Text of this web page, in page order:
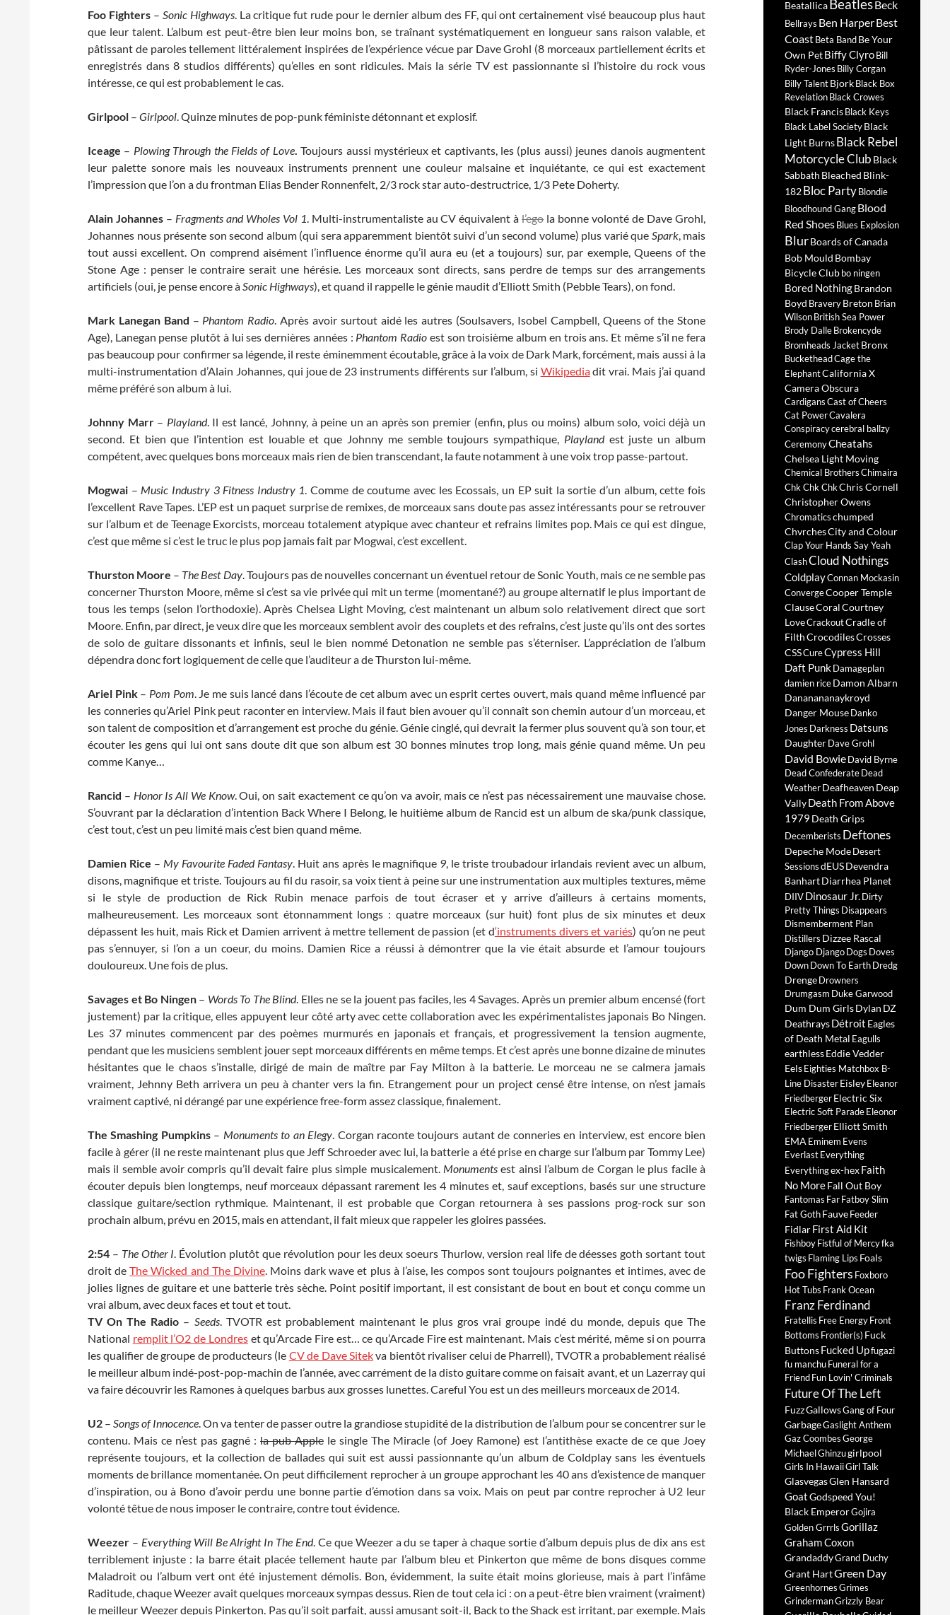
Foo Fighters– Sonic Highways. La critique fut rude pour le dernier album des FF, qui ont certainement visé beaucoup plus haut
que leur talent. L’album est peut-être bien leur moins bon, se traînant systématiquement en longueur sans raison valable, et
pâtissant de paroles tellement littéralement inspirées de l’expérience vécue par Dave Grohl (8 morceaux partiellement écrits et
enregistrés dans 8 studios différents) qu’elles en sont ridicules. Mais la série TV est passionnante si l’histoire du rock vous
intéresse, ce qui est probablement le cas.
Girlpool – Girlpool. Quinze minutes de pop-punk féministe détonnant et explosif.
Iceage – Plowing Through the Fields of Love. Toujours aussi mystérieux et captivants, les (plus aussi) jeunes danois augmentent
leur palette sonore mais les nouveaux instruments prennent une couleur malsaine et inquiétante, ce qui est exactement
l’impression que l’on a du frontman Elias Bender Ronnenfelt, 2/3 rock star auto-destructrice, 1/3 Pete Doherty.
Alain Johannes– Fragments and Wholes Vol 1. Multi-instrumentaliste au CV équivalent àl’egola bonne volonté de Dave Grohl,
Johannes nous présente son second album (qui sera apparemment bientôt suivi d’un second volume) plus varié que Spark, mais
tout aussi excellent. On comprend aisément l’influence énorme qu’il aura eu (et a toujours) sur, par exemple, Queens of the
Stone Age : penser le contraire serait une hérésie. Les morceaux sont directs, sans perdre de temps sur des arrangements
artificiels (oui, je pense encore àSonic Highways), et quand il rappelle le génie maudit d’Elliott Smith (Pebble Tears), on fond.
Mark Lanegan Band – Phantom Radio. Après avoir surtout aidé les autres (Soulsavers, Isobel Campbell, Queens of the Stone
Age), Lanegan pense plutôt à lui ses dernières années : Phantom Radio est son troisième album en trois ans. Et même s’il ne fera
pas beaucoup pour confirmer sa légende, il reste éminemment écoutable, grâce à la voix de Dark Mark, forcément, mais aussi à la
multi-instrumentation d’Alain Johannes, qui joue de 23 instruments différents sur l’album, si Wikipediadit vrai. Mais j’ai quand
même préféré son album à lui.
Johnny Marr– Playland. Il est lancé, Johnny, à peine un an après son premier (enfin, plus ou moins) album solo, voici déjà un
second. Et bien que l’intention est louable et que Johnny me semble toujours sympathique, Playlandest juste un album
compétent, avec quelques bons morceaux mais rien de bien transcendant, la faute notamment à une voix trop passe-partout.
Mogwai – Music Industry 3 Fitness Industry 1. Comme de coutume avec les Ecossais, un EP suit la sortie d’un album, cette fois
l’excellent Rave Tapes. L’EP est un paquet surprise de remixes, de morceaux sans doute pas assez intéressants pour se retrouver
sur l’album et de Teenage Exorcists, morceau totalement atypique avec chanteur et refrains limites pop. Mais ce qui est dingue,
c’est que même si c’est le truc le plus pop jamais fait par Mogwai, c’est excellent.
Thurston Moore – The Best Day. Toujours pas de nouvelles concernant un éventuel retour de Sonic Youth, mais ce ne semble pas
concerner Thurston Moore, même si c’est sa vie privée qui mit un terme (momentané?) au groupe alternatif le plus important de
tous les temps (selon l’orthodoxie). Après Chelsea Light Moving, c’est maintenant un album solo relativement direct que sort
Moore. Enfin, par direct, je veux dire que les morceaux semblent avoir des couplets et des refrains, c’est juste qu’ils ont des sortes
de solo de guitare dissonants et infinis, seul le bien nommé Detonation ne semble pas s’éterniser. L’appréciation de l’album
dépendra donc fort logiquement de celle que l’auditeur a de Thurston lui-même.
Ariel Pink – Pom Pom. Je me suis lancé dans l’écoute de cet album avec un esprit certes ouvert, mais quand même influencé par
les conneries qu’Ariel Pink peut raconter en interview. Mais il faut bien avouer qu’il connaît son chemin autour d’un morceau, et
son talent de composition et d’arrangement est proche du génie. Génie cinglé, qui devrait la fermer plus souvent qu’à son tour, et
écouter les gens qui lui ont sans doute dit que son album est 30 bonnes minutes trop long, mais génie quand même. Un peu
comme Kanye…
Rancid – Honor Is All We Know. Oui, on sait exactement ce qu’on va avoir, mais ce n’est pas nécessairement une mauvaise chose.
S’ouvrant par la déclaration d’intention Back Where I Belong, le huitième album de Rancid est un album de ska/punk classique,
c’est tout, c’est un peu limité mais c’est bien quand même.
Damien Rice – My Favourite Faded Fantasy. Huit ans après le magnifique 9, le triste troubadour irlandais revient avec un album,
disons, magnifique et triste. Toujours au fil du rasoir, sa voix tient à peine sur une instrumentation aux multiples textures, même
si le style de production de Rick Rubin menace parfois de tout écraser et y arrive d’ailleurs à certains moments,
malheureusement. Les morceaux sont étonnamment longs : quatre morceaux (sur huit) font plus de six minutes et deux
dépassent les huit, mais Rick et Damien arrivent à mettre tellement de passion (et d‘instruments divers et variés) qu’on ne peut
pas s’ennuyer, si l’on a un coeur, du moins. Damien Rice a réussi à démontrer que la vie était absurde et l’amour toujours
douloureux. Une fois de plus.
Savages et Bo Ningen– Words To The Blind. Elles ne se la jouent pas faciles, les 4 Savages. Après un premier album encensé (fort
justement) par la critique, elles appuyent leur côté arty avec cette collaboration avec les expérimentalistes japonais Bo Ningen.
Les 37 minutes commencent par des poèmes murmurés en japonais et français, et progressivement la tension augmente,
pendant que les musiciens semblent jouer sept morceaux différents en même temps. Et c’est après une bonne dizaine de minutes
hésitantes que le chaos s’installe, dirigé de main de maître par Fay Milton à la batterie. Le morceau ne se calmera jamais
vraiment, Jehnny Beth arrivera un peu à chanter vers la fin. Etrangement pour un project censé être intense, on n’est jamais
vraiment captivé, ni dérangé par une expérience free-form assez classique, finalement.
The Smashing Pumpkins– Monuments to an Elegy. Corgan raconte toujours autant de conneries en interview, est encore bien
facile à gérer (il ne reste maintenant plus que Jeff Schroeder avec lui, la batterie a été prise en charge sur l’album par Tommy Lee)
mais il semble avoir compris qu’il devait faire plus simple musicalement. Monumentsest ainsi l’album de Corgan le plus facile à
écouter depuis bien longtemps, neuf morceaux dépassant rarement les 4 minutes et, sauf exceptions, basés sur une structure
classique guitare/section rythmique. Maintenant, il est probable que Corgan retournera à ses passions prog-rock sur son
prochain album, prévu en 2015, mais en attendant, il fait mieux que rappeler les gloires passées.
2:54 – The Other I. Évolution plutôt que révolution pour les deux soeurs Thurlow, version real life de déesses goth sortant tout
droit deThe Wicked and The Divine. Moins dark wave et plus à l’aise, les compos sont toujours poignantes et intimes, avec de
jolies lignes de guitare et une batterie très sèche. Point positif important, il est consistant de bout en bout et conçu comme un
vrai album, avec deux faces et tout et tout.
TV On The Radio – Seeds. TVOTR est probablement maintenant le plus gros vrai groupe indé du monde, depuis que The
National remplit l’O2 de Londreset qu’Arcade Fire est… ce qu’Arcade Fire est maintenant. Mais c’est mérité, même si on pourra
les qualifier de groupe de producteurs (le CV de Dave Sitekva bientôt rivaliser celui de Pharrell), TVOTR a probablement réalisé
le meilleur album indé-post-pop-machin de l’année, avec carrément de la disto guitare comme on faisait avant, et un Lazerray qui
va faire découvrir les Ramones à quelques barbus aux grosses lunettes. Careful You est un des meilleurs morceaux de 2014.
U2 – Songs of Innocence. On va tenter de passer outre la grandiose stupidité de la distribution de l’album pour se concentrer sur le
contenu. Mais ce n’est pas gagné : la pub Apple le single The Miracle (of Joey Ramone) est l’antithèse exacte de ce que Joey
représente toujours, et la collection de ballades qui suit est aussi passionnante qu’un album de Coldplay sans les éventuels
moments de brillance momentanée. On peut difficilement reprocher à un groupe approchant les 40 ans d’existence de manquer
d’inspiration, ou à Bono d’avoir perdu une bonne partie d’émotion dans sa voix. Mais on peut par contre reprocher à U2 leur
volonté têtue de nous imposer le contraire, contre tout évidence.
Weezer – Everything Will Be Alright In The End. Ce que Weezer a du se taper à chaque sortie d’album depuis plus de dix ans est
terriblement injuste : la barre était placée tellement haute par l’album bleu et Pinkerton que même de bons disques comme
Maladroit ou l’album vert ont été injustement démolis. Bon, évidemment, la suite était moins glorieuse, mais à part l’infâme
Raditude, chaque Weezer avait quelques morceaux sympas dessus. Rien de tout cela ici : on a peut-être bien vraiment (vraiment)
le meilleur Weezer depuis Pinkerton. Pas qu’il soit parfait, aussi amusant soit-il, Back to the Shack est irritant, par exemple. Mais
BeatallicaBeatlesBeck
Bellrays Ben HarperBest
CoastBeta BandBe Your
Own PetBiffy ClyroBill
Ryder-Jones Billy Corgan
Billy TalentBjorkBlack Box
RevelationBlack Crowes
Black FrancisBlack Keys
Black Label SocietyBlack
Light Burns Black Rebel
Motorcycle Club Black
Sabbath Bleached Blink-
182 Bloc PartyBlondie
Bloodhound GangBlood
Red ShoesBlues Explosion
BlurBoards of Canada
Bob Mould Bombay
Bicycle Clubbo ningen
Bored NothingBrandon
Boyd BraveryBreton Brian
WilsonBritish Sea Power
Brody DalleBrokencyde
Bromheads JacketBronx
BucketheadCage the
ElephantCalifornia X
Camera Obscura
CardigansCast of Cheers
Cat PowerCavalera
Conspiracycerebral ballzy
CeremonyCheatahs
Chelsea Light Moving
Chemical BrothersChimaira
Chk Chk ChkChris Cornell
Christopher Owens
Chromaticschumped
ChvrchesCity and Colour
Clap Your Hands Say Yeah
ClashCloud Nothings
ColdplayConnan Mockasin
ConvergeCooper Temple
ClauseCoralCourtney
LoveCrackoutCradle of
FilthCrocodilesCrosses
CSSCureCypress Hill
Daft PunkDamageplan
damien riceDamon Albarn
Dananananaykroyd
Danger MouseDanko
Jones Darkness Datsuns
DaughterDave Grohl
David BowieDavid Byrne
Dead ConfederateDead
WeatherDeafheaven Deap
VallyDeath From Above
1979 Death Grips
Decemberists Deftones
Depeche ModeDesert
SessionsdEUSDevendra
BanhartDiarrhea Planet
DIIVDinosaur Jr.Dirty
Pretty Things Disappears
Dismemberment Plan
Distillers Dizzee Rascal
Django DjangoDogs Doves
DownDown To EarthDredg
DrengeDrowners
Drumgasm Duke Garwood
Dum Dum GirlsDylan DZ
DeathraysDétroit Eagles
of Death Metal Eagulls
earthlessEddie Vedder
EelsEighties Matchbox B-
Line DisasterEisleyEleanor
FriedbergerElectric Six
Electric Soft ParadeEleonor
FriedbergerElliott Smith
EMA Eminem Evens
EverlastEverything
Everythingex-hexFaith
No MoreFall Out Boy
Fantomas FarFatboy Slim
Fat GothFauveFeeder
FidlarFirst Aid Kit
FishboyFistful of Mercyfka
twigs Flaming Lips Foals
Foo Fighters Foxboro
Hot Tubs Frank Ocean
Franz Ferdinand
Fratellis Free EnergyFront
Bottoms Frontier(s) Fuck
ButtonsFucked Upfugazi
fu manchuFuneral for a
FriendFun Lovin' Criminals
Future Of The Left
FuzzGallowsGang of Four
GarbageGaslight Anthem
Gaz CoombesGeorge
MichaelGhinzugirlpool
Girls In HawaiiGirl Talk
GlasvegasGlen Hansard
GoatGodspeed You!
Black EmperorGojira
Golden GrrrlsGorillaz
Graham Coxon
GrandaddyGrand Duchy
Grant HartGreen Day
GreenhornesGrimes
GrindermanGrizzly Bear